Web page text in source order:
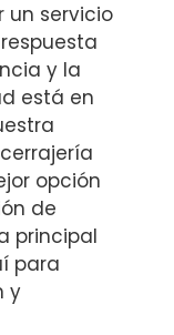
un servicio
y la
está en
opción
de
principal
para
y